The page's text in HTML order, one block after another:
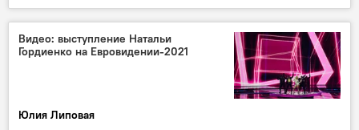
Майя Санду
Видео: выступление Натальи
Гордиенко на Евровидении-2021
Юлия Липовая